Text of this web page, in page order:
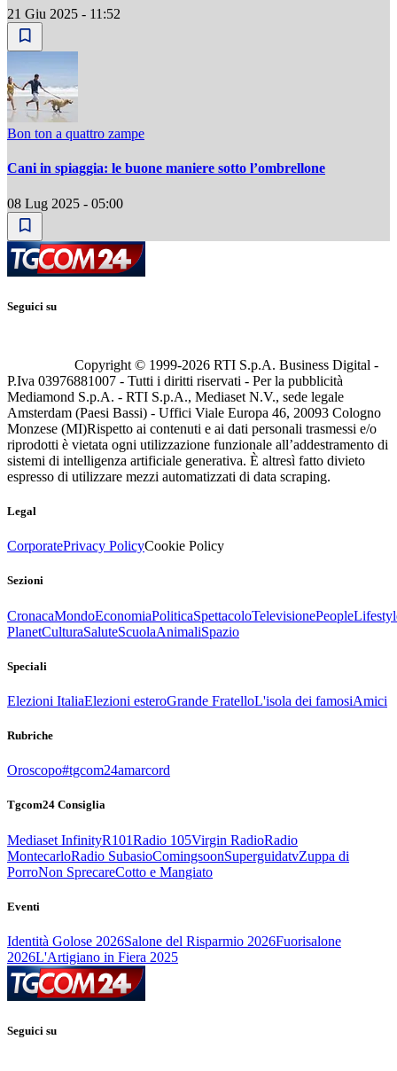
21 Giu 2025 - 11:52
Bon ton a quattro zampe
Cani in spiaggia: le buone maniere sotto l’ombrellone
08 Lug 2025 - 05:00
Seguici su
Copyright © 1999-2026 RTI S.p.A. Business Digital -
P.Iva 03976881007 - Tutti i diritti riservati - Per la pubblicità
Mediamond S.p.A. - RTI S.p.A., Mediaset N.V., sede legale
Amsterdam (Paesi Bassi) - Uffici Viale Europa 46, 20093 Cologno
Monzese (MI)Rispetto ai contenuti e ai dati personali trasmessi e/o
riprodotti è vietata ogni utilizzazione funzionale all’addestramento di
sistemi di intelligenza artificiale generativa. È altresì fatto divieto
espresso di utilizzare mezzi automatizzati di data scraping.
Legal
CorporatePrivacy PolicyCookie Policy
Sezioni
CronacaMondoEconomiaPoliticaSpettacoloTelevisionePeople
PlanetCulturaSaluteScuolaAnimaliSpazio
Speciali
Elezioni ItaliaElezioni esteroGrande FratelloL'isola dei famosiAmici
Rubriche
Oroscopo#tgcom24amarcord
Tgcom24 Consiglia
Mediaset InfinityR101Radio 105Virgin RadioRadio
MontecarloRadio SubasioComingsoonSuperguidatvZuppa di
PorroNon SprecareCotto e Mangiato
Eventi
Identità Golose 2026Salone del Risparmio 2026Fuorisalone
2026L'Artigiano in Fiera 2025
Seguici su